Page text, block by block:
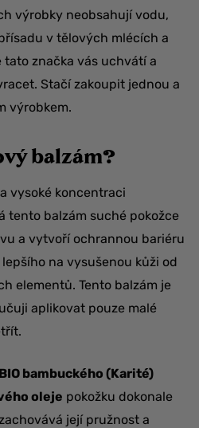
výrobky neobsahují vodu,
v tělových mlécích a
tato značka vás uchvátí a
Stačí zakoupit jednou a
výrobkem.
balzám?
vysoké koncentraci
tento balzám suché pokožce
a vytvoří ochrannou bariéru
na vysušenou kůži od
elementů. Tento balzám je
aplikovat pouze malé
BIO bambuckého (Karité)
oleje pokožku dokonale
její pružnost a